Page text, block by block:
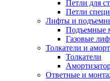
Петли для
Петли
Лифты и
Подъемные
Газовые
Толкатели и
Толкатели
Ответные и